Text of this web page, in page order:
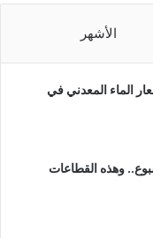
الأشهر
الماء المعدني في
وهذه القطاعات